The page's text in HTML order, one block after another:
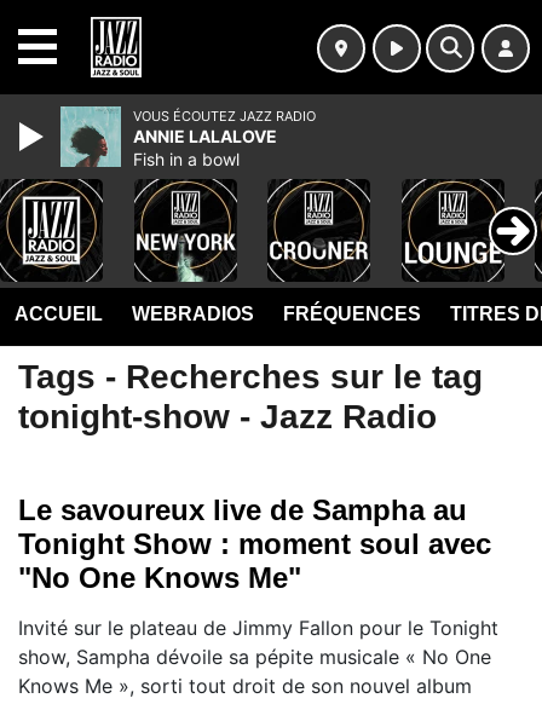
ACCUEIL WEBRADIOS FRÉQUENCES TITRES
Tags - Recherches sur le tag
tonight-show - Jazz Radio
Le savoureux live de Sampha au
Tonight Show : moment soul avec
"No One Knows Me"
Invité sur le plateau de Jimmy Fallon pour le Tonight
show, Sampha dévoile sa pépite musicale « No One
Knows Me », sorti tout droit de son nouvel album
VOUS ÉCOUTEZ JAZZ RADIO
ANNIE LALALOVE
Fish in a bowl